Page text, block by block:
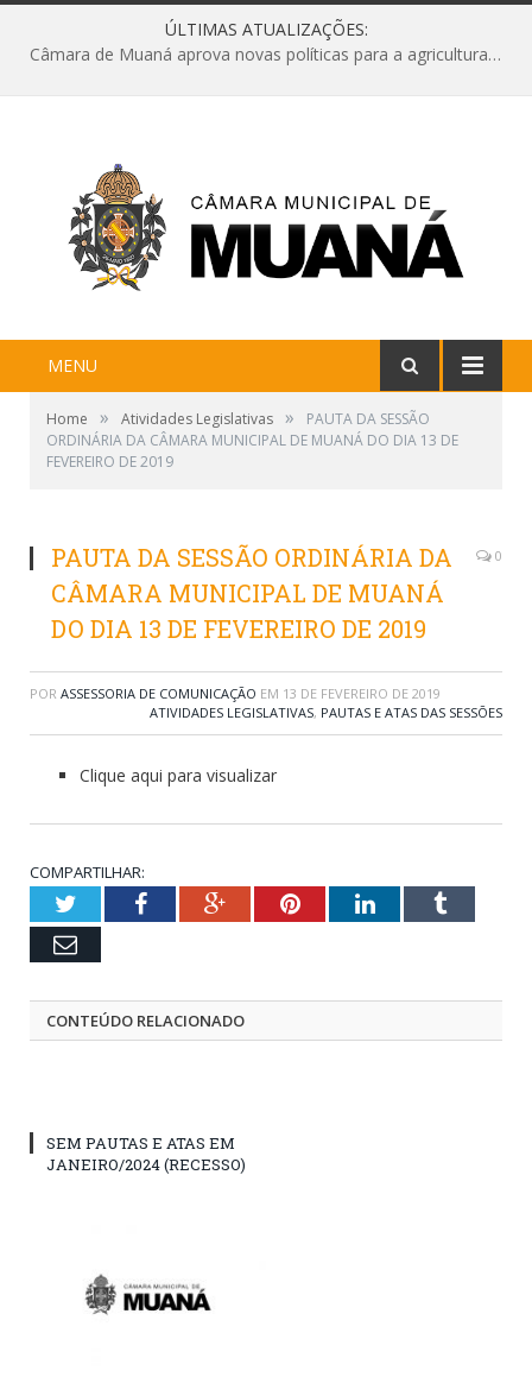
ÚLTIMAS ATUALIZAÇÕES:
Câmara de Muaná aprova novas políticas para a agricultura e solicita reforma da Ponte do Reduto
MENU
Home » Atividades Legislativas »
PAUTA DA SESSÃO
ORDINÁRIA DA CÂMARA MUNICIPAL DE MUANÁ DO DIA 13 DE
FEVEREIRO DE 2019
PAUTA DA SESSÃO ORDINÁRIA DA
CÂMARA MUNICIPAL DE MUANÁ
DO DIA 13 DE FEVEREIRO DE 2019
0
POR ASSESSORIA DE COMUNICAÇÃO EM 13 DE FEVEREIRO DE 2019
ATIVIDADES LEGISLATIVAS, PAUTAS E ATAS DAS SESSÕES
Clique aqui para visualizar
COMPARTILHAR:
TwitterFacebookGoogle+PinterestLinkedInTumblr
Email
CONTEÚDO RELACIONADO
SEM PAUTAS E ATAS EM
JANEIRO/2024 (RECESSO)